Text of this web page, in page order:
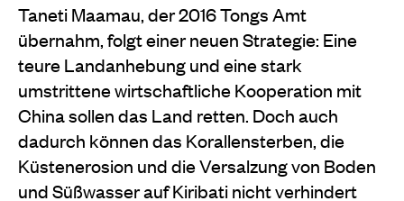
TanetiMaamau, der 2016 Tongs Amt
übernahm, folgt einer neuen Strategie: Eine
teure Landanhebung und eine stark
umstrittene wirtschaftliche Kooperation mit
China sollen das Land retten. Doch auch
dadurch können das Korallensterben, die
Küstenerosion und die Versalzung von Boden
und Süßwasser auf Kiribati nicht verhindert